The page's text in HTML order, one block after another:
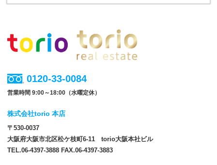
0120-33-0084
営業時間 9:00～18:00（水曜定休）
株式会社torio 本店
〒530-0037
大阪府大阪市北区松ケ枝町6-11 torio大阪本社ビル
TEL.06-4397-3888 FAX.06-4397-3883